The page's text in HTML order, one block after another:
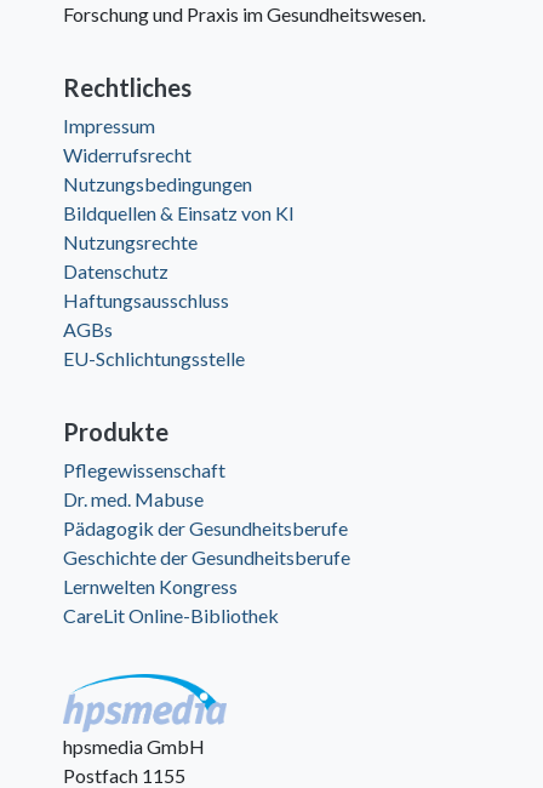
Forschung und Praxis im Gesundheitswesen.
Rechtliches
Impressum
Widerrufsrecht
Nutzungsbedingungen
Bildquellen & Einsatz von KI
Nutzungsrechte
Datenschutz
Haftungsausschluss
AGBs
EU-Schlichtungsstelle
Produkte
Pflegewissenschaft
Dr. med. Mabuse
Pädagogik der Gesundheitsberufe
Geschichte der Gesundheitsberufe
Lernwelten Kongress
CareLit Online-Bibliothek
hpsmedia GmbH
Postfach 1155